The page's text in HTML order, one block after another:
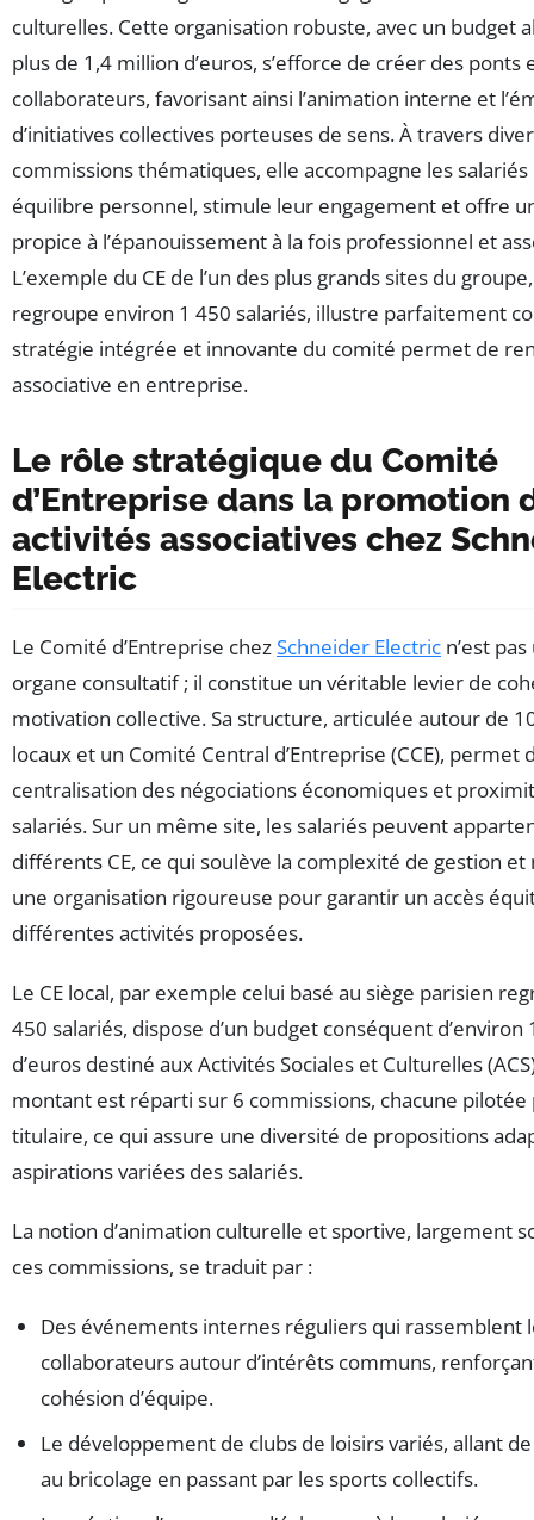
culturelles. Cette organisation robuste, avec un budget
plus de 1,4 million d’euros, s’efforce de créer des ponts
collaborateurs, favorisant ainsi l’animation interne et
d’initiatives collectives porteuses de sens. À travers
commissions thématiques, elle accompagne les
équilibre personnel, stimule leur engagement et offre
propice à l’épanouissement à la fois professionnel et
L’exemple du CE de l’un des plus grands sites du
regroupe environ 1 450 salariés, illustre parfaitement
stratégie intégrée et innovante du comité permet de
associative en entreprise.
Le rôle stratégique du Comité
d’Entreprise dans la promotion
activités associatives chez
Electric
Le Comité d’Entreprise chezSchneider Electric n’est
organe consultatif ; il constitue un véritable levier de
motivation collective. Sa structure, articulée autour de
locaux et un Comité Central d’Entreprise (CCE), permet
centralisation des négociations économiques et
salariés. Sur un même site, les salariés peuvent
différents CE, ce qui soulève la complexité de gestion et
une organisation rigoureuse pour garantir un accès
différentes activités proposées.
Le CE local, par exemple celui basé au siège parisien
450 salariés, dispose d’un budget conséquent d’environ
d’euros destiné aux Activités Sociales et Culturelles
montant est réparti sur 6 commissions, chacune pilotée
titulaire, ce qui assure une diversité de propositions
aspirations variées des salariés.
La notion d’animation culturelle et sportive, largement
ces commissions, se traduit par :
Des événements internes réguliers qui rassemblent
collaborateurs autour d’intérêts communs,
cohésion d’équipe.
Le développement de clubs de loisirs variés, allant
au bricolage en passant par les sports collectifs.